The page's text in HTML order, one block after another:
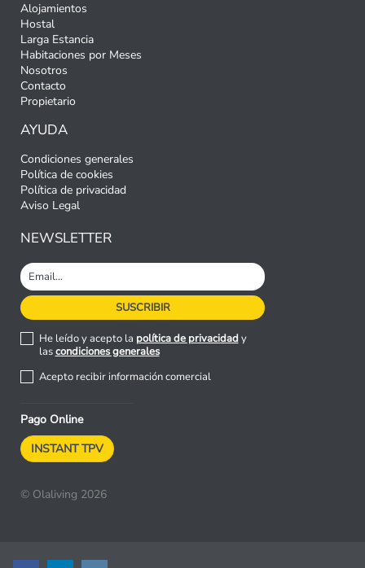
Alojamientos
Hostal
Larga Estancia
Habitaciones por Meses
Nosotros
Contacto
Propietario
AYUDA
Condiciones generales
Política de cookies
Política de privacidad
Aviso Legal
NEWSLETTER
He leído y acepto la política de privacidady
lascondiciones generales
Acepto recibir información comercial
Pago Online
INSTANT TPV
© Olaliving 2026